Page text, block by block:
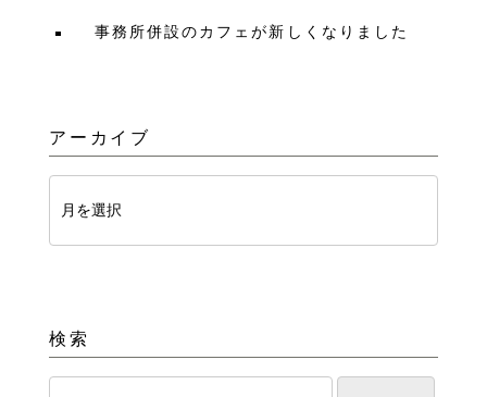
事務所併設のカフェが新しくなりました
アーカイブ
検索